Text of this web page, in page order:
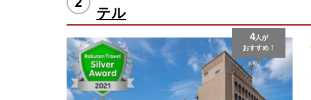
テル
4人が
おすすめ！